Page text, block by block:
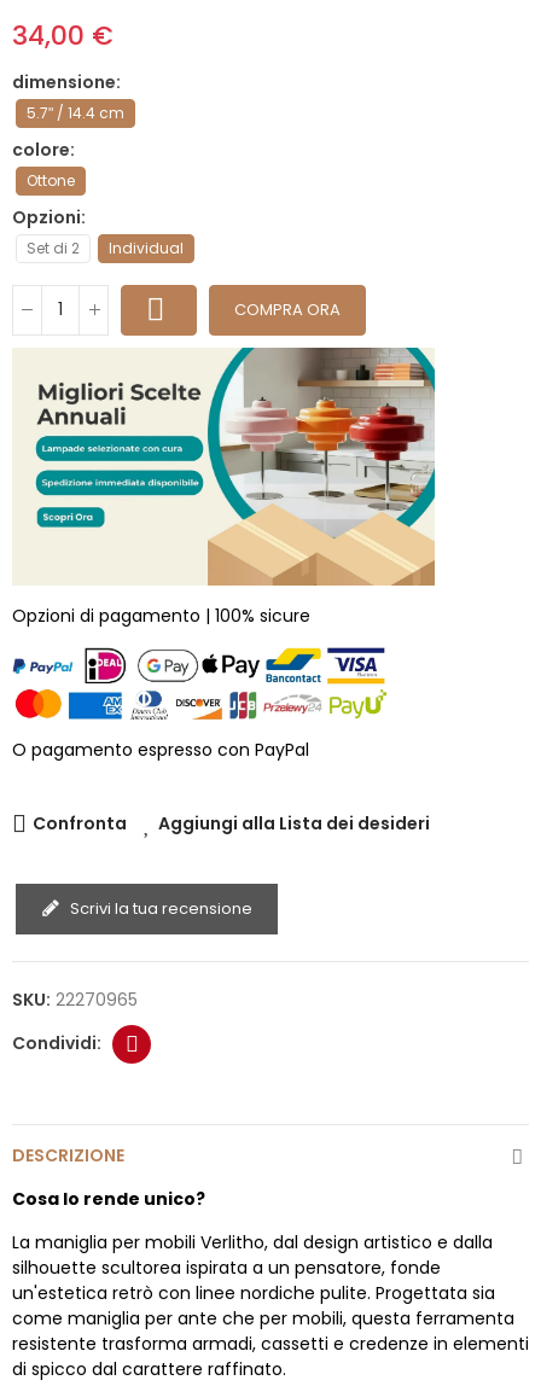
34,00 €
dimensione
5.7ʺ / 14.4 cm
colore
Ottone
Opzioni
Set di 2 Individual
COMPRA ORA
Opzioni di pagamento | 100% sicure
O pagamento espresso con PayPal
Confronta Aggiungi alla Lista dei desideri
Scrivi la tua recensione
SKU: 22270965
DESCRIZIONE
Cosa lo rende unico?
La maniglia per mobili Verlitho, dal design artistico e dalla
silhouette scultorea ispirata a un pensatore, fonde
un'estetica retrò con linee nordiche pulite. Progettata sia
come maniglia per ante che per mobili, questa ferramenta
resistente trasforma armadi, cassetti e credenze in elementi
di spicco dal carattere raffinato.